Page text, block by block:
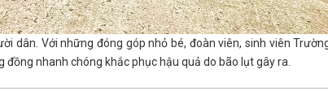
dân. Với những đóng góp nhỏ bé, đoàn viên, sinh viên
nhanh chóng khắc phục hậu quả do bão lụt gây ra.